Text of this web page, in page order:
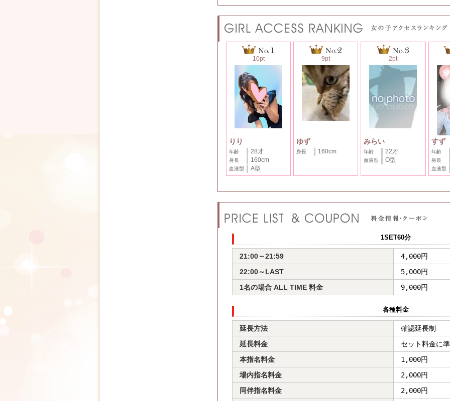
10pt
りり
年齢 28才
身長 160cm
血液型 A型
9pt
ゆず
身長 160cm
2pt
みらい
年齢 22才
血液型 O型
すず
年齢
身長
血液型
1SET60分
21:00～21:59
4,000円
22:00～LAST
5,000円
1名の場合 ALL TIME 料金
9,000円
各種料金
延長方法
確認延長制
延長料金
セット料金に
本指名料金
1,000円
場内指名料金
2,000円
同伴指名料金
2,000円